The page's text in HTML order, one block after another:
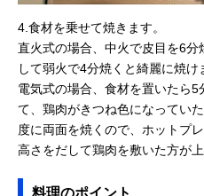
4.食材を乗せて焼きます。
直火式の場合、中火で皮目を6
して弱火で4分焼くと綺麗に焼け
電気式の場合、食材を置いたら
て、鶏肉がきつね色になってい
度に両面を焼くので、ホットプ
高さをだして鶏肉を敷いた方が上
料理のポイント